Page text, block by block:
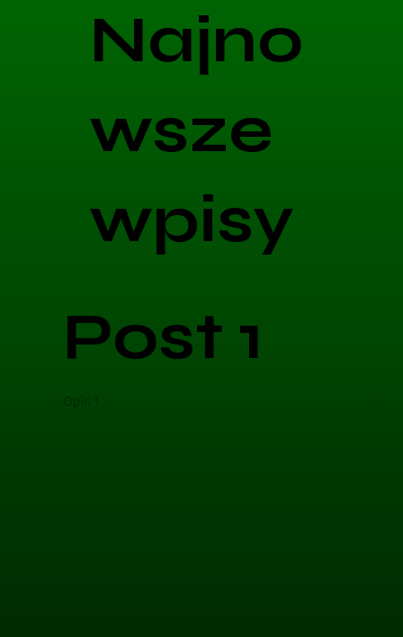
Najno
wsze
wpisy
Post 1
Opis 1